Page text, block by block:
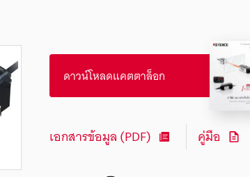
ดาวน์โหลดแคตตาล็อก
เอกสารข้อมูล (PDF) คู่มือ